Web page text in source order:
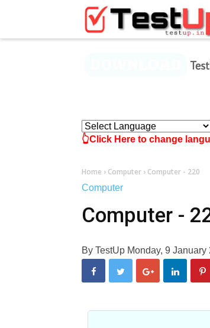
👆Click Here to change
Home › Computer › Computer - 220
Computer
Computer -
By TestUp Monday, 9 January